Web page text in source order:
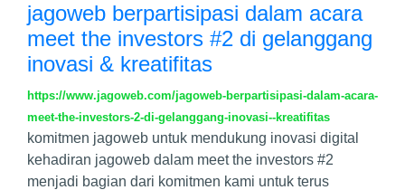
jagoweb berpartisipasi dalam acara
meet the investors #2 di gelanggang
inovasi & kreatifitas
https://www.jagoweb.com/jagoweb-berpartisipasi-dalam-acara-
meet-the-investors-2-di-gelanggang-inovasi--kreatifitas
komitmen jagoweb untuk mendukung inovasi digital
kehadiran jagoweb dalam meet the investors #2
menjadi bagian dari komitmen kami untuk terus